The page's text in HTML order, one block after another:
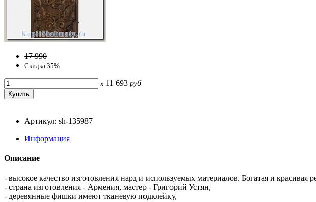
17 990
Скидка 35%
x 11 693 руб
Артикул: sh-135987
Информация
Описание
- высокое качество изготовления нард и используемых материалов. Богатая и красивая
- страна изготовления - Армения, мастер - Григорий Устян,
- деревянные фишки имеют тканевую подклейку,